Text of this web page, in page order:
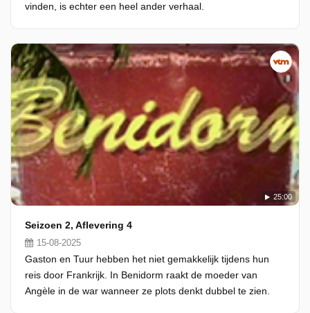
vinden, is echter een heel ander verhaal.
25:00
Seizoen 2, Aflevering 4
15-08-2025
Gaston en Tuur hebben het niet gemakkelijk tijdens hun
reis door Frankrijk. In Benidorm raakt de moeder van
Angèle in de war wanneer ze plots denkt dubbel te zien.